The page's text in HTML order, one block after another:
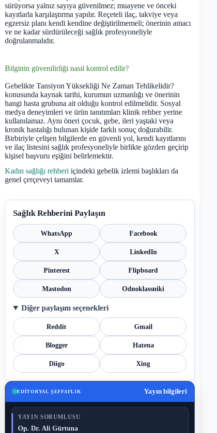
sürüyorsa yalnız sayıya güvenilmez; muayene ve önceki
kayıtlarla karşılaştırma yapılır. Reçeteli ilaç, takviye veya
egzersiz planı kendi kendine değiştirilmemeli; önerinin amacı
ve ne kadar sürdürüleceği sağlık profesyoneliyle
doğrulanmalıdır.
Bilginin güvenilirliği nasıl kontrol edilir?
Gebelikte Tansiyon Yüksekliği Ne Zaman Tehlikelidir?
konusunda kaynak tarihi, kurumun uzmanlığı ve önerinin
hangi hasta grubuna ait olduğu kontrol edilmelidir. Sosyal
medya deneyimleri ve ürün tanıtımları klinik rehber yerine
kullanılamaz. Aynı öneri çocuk, gebe, ileri yaştaki veya
kronik hastalığı bulunan kişide farklı sonuç doğurabilir.
Birbiriyle çelişen bilgilerde en güvenli yol, kendi kayıtlarını
ve ilaç listesini sağlık profesyoneliyle birlikte gözden geçirip
kişisel başvuru eşiğini belirlemektir.
Kadın sağlığı rehberi içindeki gebelik izlemi başlıkları da
genel çerçeveyi tamamlar.
Sağlık Rehberini Paylaşın
WhatsApp Facebook
X LinkedIn
Pinterest Flipboard
Mastodon Odnoklassniki
Diğer paylaşım seçenekleri
Reddit Gmail
Blogger Hatena
Diigo Xing
EDITORYAL ŞEFFAFLIK Yayın bilgileri
YAYIN SORUMLUSU
Op. Dr. Ali Gürtuna